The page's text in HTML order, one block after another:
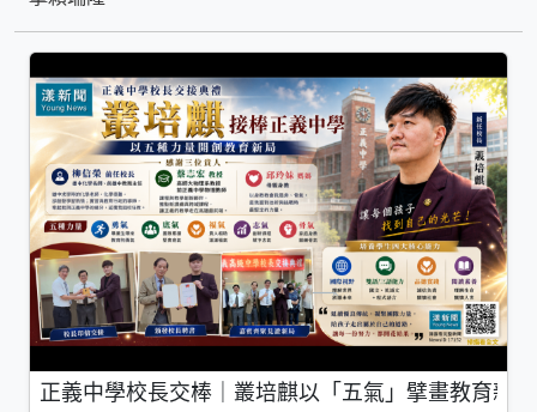
正義中學校長交棒｜叢培麒以「五氣」擘畫教育新局